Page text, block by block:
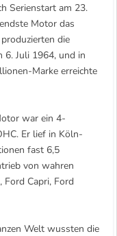
Serienstart am 23.
Motor das
die
6. Juli 1964, und in
Marke erreichte
war ein 4-
Er lief in Köln-
fast 6,5
von wahren
Ford Capri, Ford
Welt wussten die